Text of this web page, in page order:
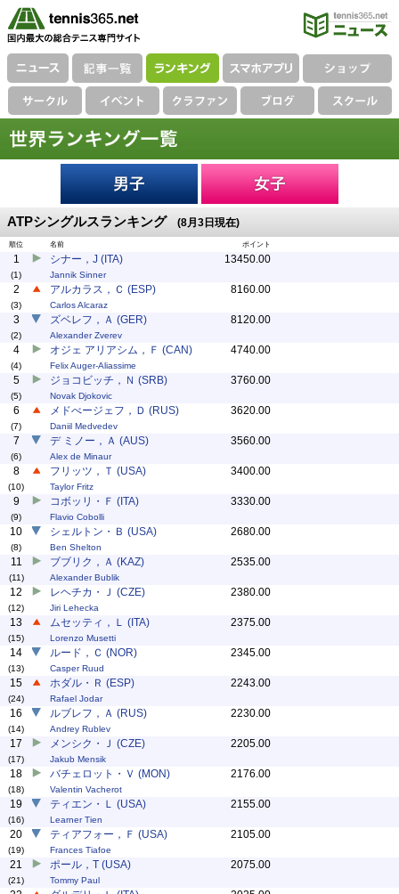
ATPシングルスランキング (8月3日現在)
順位 名前 ポイント
1
(1)
シナー，J (ITA)
Jannik Sinner
13450.00
2
(3)
アルカラス，Ｃ (ESP)
Carlos Alcaraz
8160.00
3
(2)
ズベレフ，Ａ (GER)
Alexander Zverev
8120.00
4
(4)
オジェ アリアシム，Ｆ (CAN)
Felix Auger-Aliassime
4740.00
5
(5)
ジョコビッチ，Ｎ (SRB)
Novak Djokovic
3760.00
6
(7)
メドべージェフ，Ｄ (RUS)
Daniil Medvedev
3620.00
7
(6)
デ ミノー，Ａ (AUS)
Alex de Minaur
3560.00
8
(10)
フリッツ，Ｔ (USA)
Taylor Fritz
3400.00
9
(9)
コボッリ・Ｆ (ITA)
Flavio Cobolli
3330.00
10
(8)
シェルトン・Ｂ (USA)
Ben Shelton
2680.00
11
(11)
ブブリク，Ａ (KAZ)
Alexander Bublik
2535.00
12
(12)
レヘチカ・Ｊ (CZE)
Jiri Lehecka
2380.00
13
(15)
ムセッティ，Ｌ (ITA)
Lorenzo Musetti
2375.00
14
(13)
ルード，Ｃ (NOR)
Casper Ruud
2345.00
15
(24)
ホダル・Ｒ (ESP)
Rafael Jodar
2243.00
16
(14)
ルブレフ，Ａ (RUS)
Andrey Rublev
2230.00
17
(17)
メンシク・Ｊ (CZE)
Jakub Mensik
2205.00
18
(18)
バチェロット・Ｖ (MON)
Valentin Vacherot
2176.00
19
(16)
ティエン・Ｌ (USA)
Learner Tien
2155.00
20
(19)
ティアフォー，Ｆ (USA)
Frances Tiafoe
2105.00
21
(21)
ポール，T (USA)
Tommy Paul
2075.00